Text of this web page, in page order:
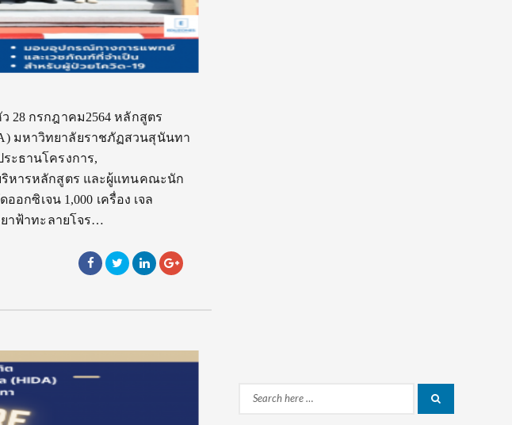
28 กรกฎาคม2564 หลักสูตร
มหาวิทยาลัยราชภัฏสวนสุนันทา
ะธานโครงการ,
หารหลักสูตร และผู้แทนคณะนัก
อกซิเจน 1,000 เครื่อง เจล
าฟ้าทะลายโจร…
Search